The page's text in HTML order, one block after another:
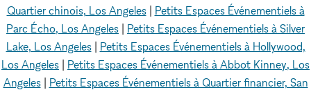
Quartier chinois, Los Angeles| Petits Espaces Événementiels à
Parc Écho, Los Angeles
Petits Espaces Événementiels à Silver
Lake, Los Angeles| Petits Espaces Événementiels à Hollywood,
Los Angeles
Petits Espaces Événementiels à Abbot Kinney, Los
Angeles| Petits Espaces Événementiels à Quartier financier, San